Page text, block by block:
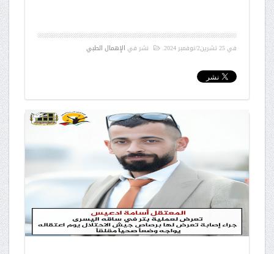
في25 تشرين2/نوفمبر 2024 . نشر في الإهمال الطبي